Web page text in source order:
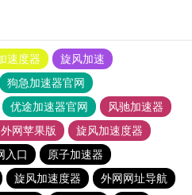
速度器
旋风加速
狗急加速器官网
优途加速器官网
风驰加速器
网苹果版
旋风加速度器
入口
原子加速器
旋风加速度器
外网网址导航